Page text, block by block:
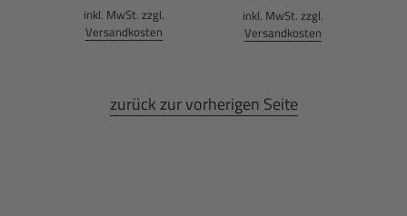
inkl. MwSt. zzgl.
Versandkosten
inkl. MwSt. zzgl.
Versandkosten
zurück zur vorherigen Seite